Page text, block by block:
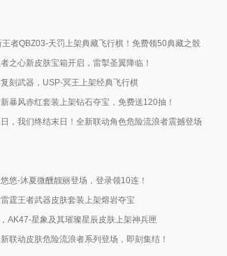
王者QBZ03-天罚上架典藏飞行棋！免费领50典藏之骰
之心新皮肤宝箱开启，雷掣圣翼降临！
刻武器，USP-冥王上架经典飞行棋
暴风赤红套装上架钻石夺宝，免费送120抽！
日，我们终结末日！全新联动角色危险流浪者震撼登场
悠-沐夏微醺靓丽登场，登录领10连！
霆王者武器皮肤套装上架熔岩夺宝
AK47-星象及其璀璨星辰皮肤上架神兵匣
联动皮肤危险流浪者系列登场，即刻集结！